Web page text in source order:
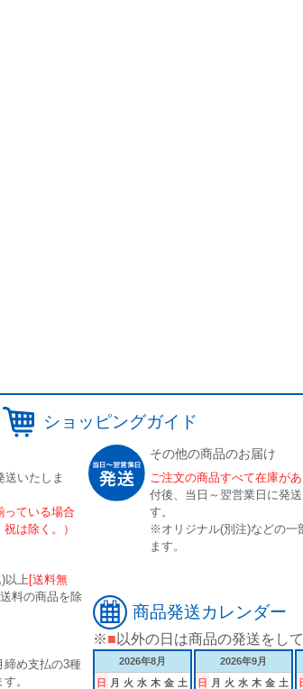
ショッピングガイド
送いたしま
っている場合
は除く。）
以上 [送料無
料の商品を除
締め支払の3種
。
その他の商品のお届け
ご注文の商品すべて在庫があ
付後、当日～翌営業日に発送
す。
※オリジナル(別注)などの一
ます。
商品発送カレンダー
※■ 以外の日は商品の発送をして
2026年8月
日
月 火 水 木 金 土
2026年9月
日
月 火 水 木 金 土